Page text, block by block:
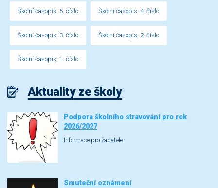
Školní časopis, 5. číslo Školní časopis, 4. číslo
Školní časopis, 3. číslo Školní časopis, 2. číslo
Školní časopis, 1. číslo
Aktuality ze školy
Podpora školního stravování pro rok
2026/2027
Informace pro žadatele.
Smuteční oznámení